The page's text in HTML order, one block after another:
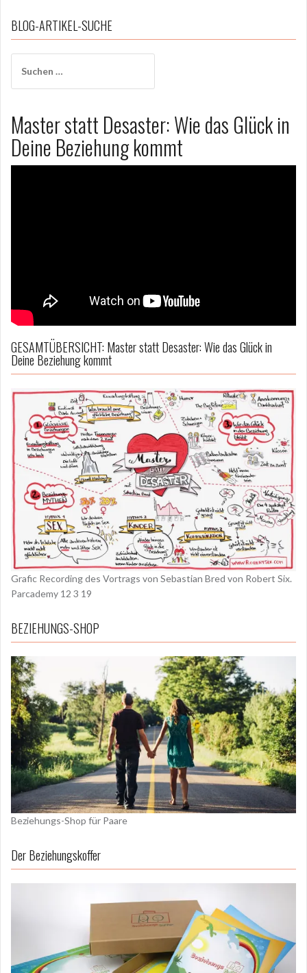
BLOG-ARTIKEL-SUCHE
nach:
Master statt Desaster: Wie das Glück in
Deine Beziehung kommt
GESAMTÜBERSICHT: Master statt Desaster: Wie das Glück in
Deine Beziehung kommt
Grafic Recording des Vortrags von Sebastian Bred von Robert Six.
Parcademy 12 3 19
BEZIEHUNGS-SHOP
Beziehungs-Shop für Paare
Der Beziehungskoffer